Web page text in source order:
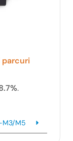
parcuri
.
M3/M5